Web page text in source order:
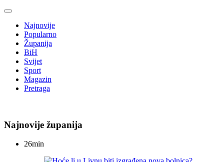
Najnovije
Popularno
Županija
BiH
Svijet
Sport
Magazin
Pretraga
Najnovije županija
26min